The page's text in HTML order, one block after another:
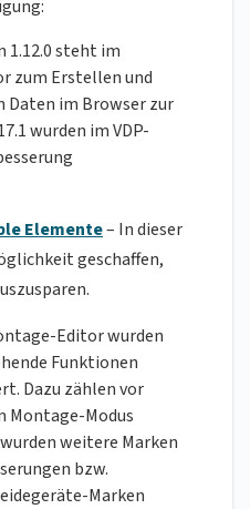
1.12.0 steht im
zum Erstellen und
Daten im Browser zur
wurden im VDP-
Elemente– In dieser
geschaffen,
Editor wurden
Funktionen
Dazu zählen vor
Montage-Modus
weitere Marken
bzw.
Marken